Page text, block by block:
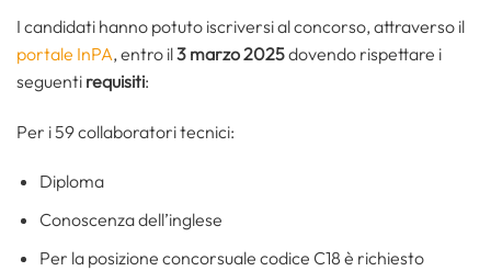
I candidati hanno potuto iscriversi al concorso, attraverso il
portale InPA, entro il3 marzo 2025dovendo rispettare i
seguenti requisiti:
Per i 59 collaboratori tecnici:
Diploma
Conoscenza dell’inglese
Per la posizione concorsuale codice C18 è richiesto